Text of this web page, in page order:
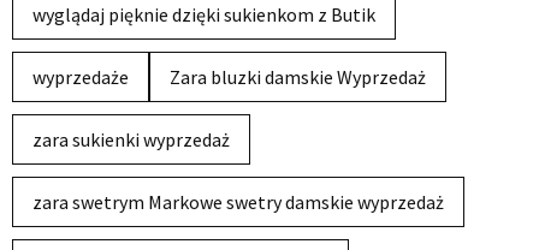
wyglądaj pięknie dzięki sukienkom z Butik
wyprzedaże Zara bluzki damskie Wyprzedaż
zara sukienki wyprzedaż
zara swetrym Markowe swetry damskie wyprzedaż